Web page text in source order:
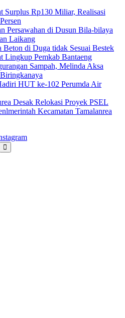
Surplus Rp130 Miliar, Realisasi
Persawahan di Dusun Bila-bilaya
Laikang
Beton di Duga tidak Sesuai Bestek
Lingkup Pemkab Bantaeng
Sampah, Melinda Aksa
HUT ke-102 Perumda Air
Desak Relokasi Proyek PSEL
Kecamatan Tamalanrea